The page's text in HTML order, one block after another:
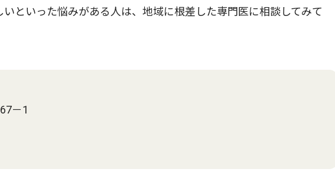
といった悩みがある人は、地域に根差した専門医に相談してみて
－1